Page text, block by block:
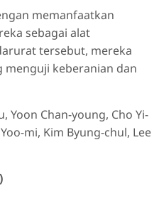
memanfaatkan
sebagai alat
tersebut, mereka
menguji keberanian dan
Yoon Chan-young, Cho Yi-
mi, Kim Byung-chul, Lee